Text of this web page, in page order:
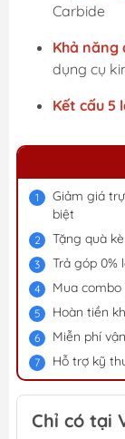
Carbide
Khả
dụng cụ
Kết cấu 5
Giảm giá
biệt
Tặng quà
Trả góp 0%
Mua
Hoàn tiền
Miễn phí
Hỗ trợ kỹ
Chỉ có tại